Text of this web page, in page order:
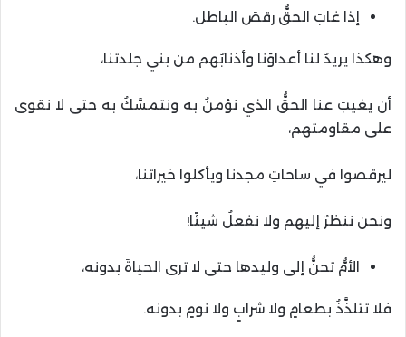
إذا غابَ الحقُّ رقصَ الباطل.
وهكذا يريدُ لنا أعداؤنا وأذنابُهم من بني جلدتنا،
أن يغيبَ عنا الحقُّ الذي نؤمنُ به ونتمسَّكُ به حتى لا نقوَى
على مقاومتهم،
ليرقصوا في ساحاتِ مجدنا ويأكلوا خيراتنا،
ونحن ننظرُ إليهم ولا نفعلُ شيئًا!
الأمُّ تحنُّ إلى وليدها حتى لا ترى الحياةَ بدونه،
فلا تتلذَّذُ بطعامٍ ولا شرابٍ ولا نومٍ بدونه.